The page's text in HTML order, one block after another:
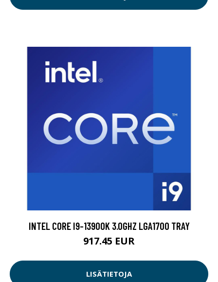
INTEL CORE I9-13900K 3.0GHZ LGA1700 TRAY
917.45 EUR
LISÄTIETOJA